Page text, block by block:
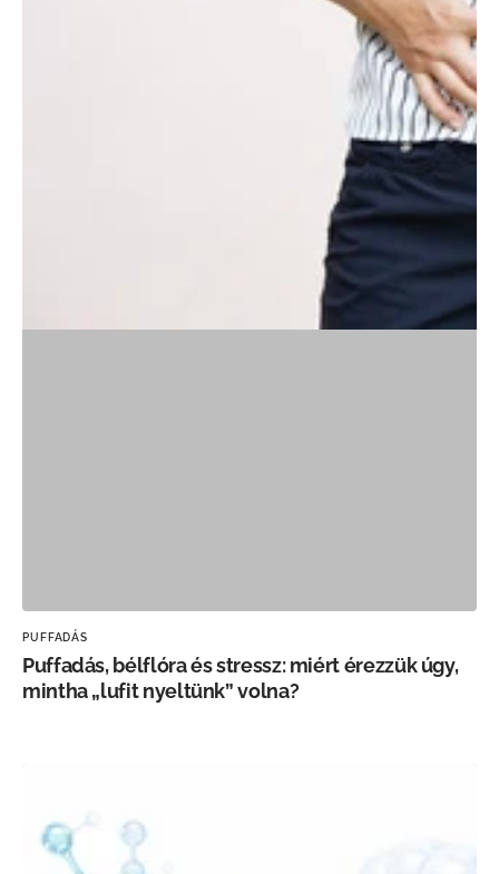
PUFFADÁS
Puffadás, bélflóra és stressz: miért érezzük úgy,
mintha „lufit nyeltünk” volna?